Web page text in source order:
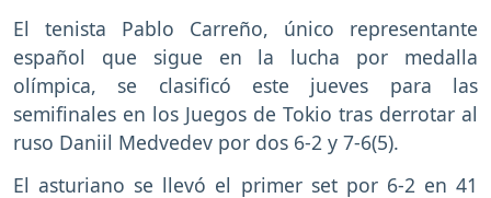
El tenista Pablo Carreño, único representante
español que sigue en la lucha por medalla
olímpica, se clasificó este jueves para las
semifinales en los Juegos de Tokio tras derrotar al
ruso Daniil Medvedev por dos 6-2 y 7-6(5).
El asturiano se llevó el primer set por 6-2 en 41